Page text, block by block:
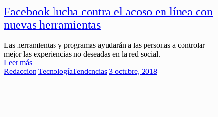
Facebook lucha contra el acoso en línea con
nuevas herramientas
Las herramientas y programas ayudarán a las personas a controlar
mejor las experiencias no deseadas en la red social.
Leer más
Redaccion TecnologíaTendencias 3 octubre, 2018